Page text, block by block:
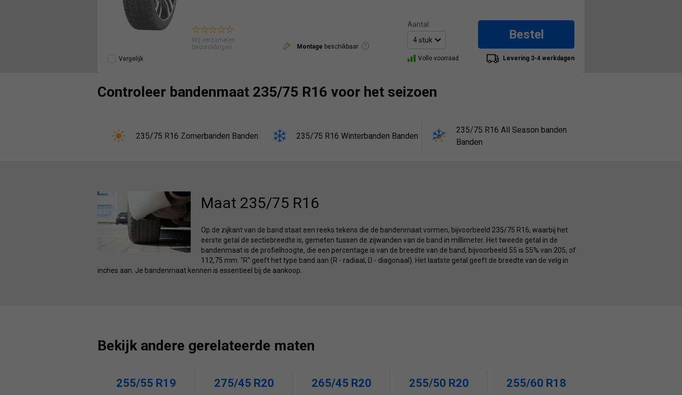
Wij verzamelen
beoordelingen.
Montage beschikbaar
Vergelijk
Aantal:
Bestel
Volle voorraad Levering 3-4 werkdagen
Controleer bandenmaat 235/75 R16 voor het seizoen
235/75 R16 Zomerbanden Banden 235/75 R16 Winterbanden Banden
235/75 R16 All Season banden
Banden
Maat 235/75 R16
Op de zijkant van de band staat een reeks tekens die de bandenmaat vormen, bijvoorbeeld 235/75 R16, waarbij het
eerste getal de sectiebreedte is, gemeten tussen de zijwanden van de band in millimeter. Het tweede getal in de
bandenmaat is de profielhoogte, die een percentage is van de breedte van de band, bijvoorbeeld 55 is 55% van 205, of
112,75 mm. "R" geeft het type band aan (R - radiaal, D - diagonaal). Het laatste getal geeft de breedte van de velg in
inches aan. Je bandenmaat kennen is essentieel bij de aankoop.
Bekijk andere gerelateerde maten
255/55 R19 275/45 R20 265/45 R20 255/50 R20 255/60 R18